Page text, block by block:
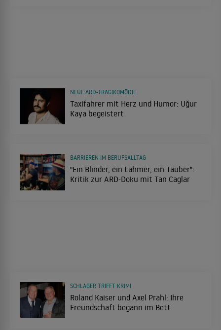
Taxifahrer mit Herz und Humor: Uğur
Kaya begeistert
NEUE ARD-TRAGIKOMÖDIE
"Ein Blinder, ein Lahmer, ein Tauber":
Kritik zur ARD-Doku mit Tan Caglar
BARRIEREN IM BERUFSALLTAG
Roland Kaiser und Axel Prahl: Ihre
Freundschaft begann im Bett
SCHLAGER TRIFFT KRIMI